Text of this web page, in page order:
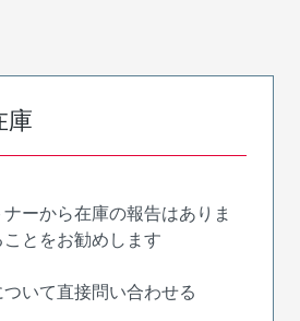
庫
ーから在庫の報告はありま
とをお勧めします
いて直接問い合わせる